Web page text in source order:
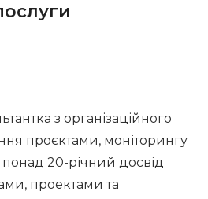
з організаційного
проєктами, моніторингу
20-річний досвід
проектами та